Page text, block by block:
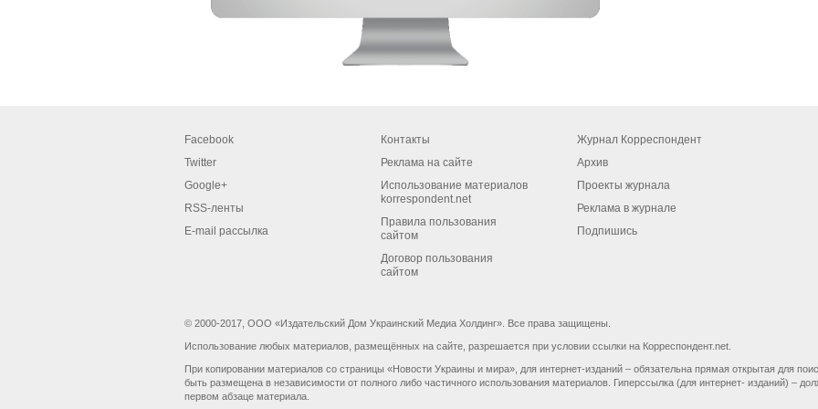
Facebook
Twitter
Google+
RSS-ленты
E-mail рассылка
Контакты
Реклама на сайте
Использование материалов
korrespondent.net
Правила пользования
сайтом
Договор пользования
сайтом
Журнал Корреспондент
Архив
Проекты журнала
Реклама в журнале
Подпишись
© 2000-2017, ООО «Издательский Дом Украинский Медиа Холдинг». Все права защищены.
Использование любых материалов, размещённых на сайте, разрешается при условии ссылки на Корреспондент.net.
При копировании материалов со страницы «Новости Украины и мира», для интернет-изданий – обязательна прямая открытая для
быть размещена в независимости от полного либо частичного использования материалов. Гиперссылка (для интернет- изданий) –
первом абзаце материала.